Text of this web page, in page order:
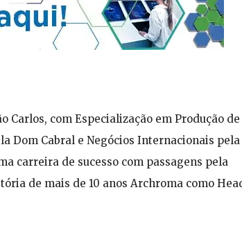
com Especialização em Produção de
Dom Cabral e Negócios Internacionais pela
carreira de sucesso com passagens pela
de mais de 10 anos Archroma como